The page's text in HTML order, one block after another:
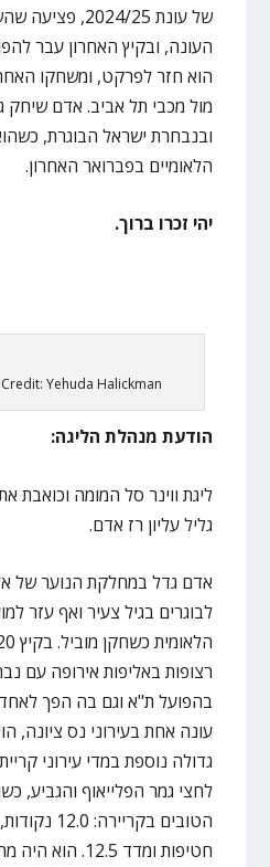
של עונת 2024/
העונה, ובקיץ האחרון עבר
הוא חזר לפרקט, ומשחקו
מול מכבי תל אביב. אדם שיחק
ובנבחרת ישראל הבוגרת,
הלאומיים בפברואר האחרון.
יהי זכרו ברוך.
Yehuda Halickman
הודעת מנהלת הליגה:
ליגת ווינר סל המומה וכואבת
גליל עליון רז אדם.
אדם גדל במחלקת הנוער של
לבוגרים בגיל צעיר ואף עזר
רצופות באליפות אירופה עם
בהפועל ת"א וגם בה הפך
עונה אחת בעירוני נס ציונה,
גדולה נוספת במדי עירוני
לחצי גמר הפלייאוף והגביע,
חטיפות ומדד